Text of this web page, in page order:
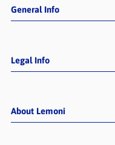
General Info
Legal Info
About Lemoni